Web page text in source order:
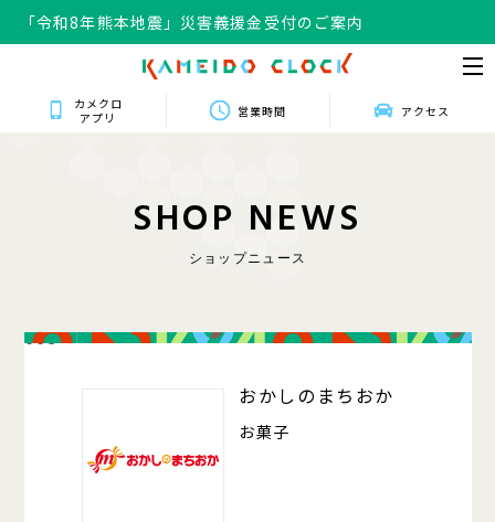
「令和8年熊本地震」災害義援金受付のご案内
カメクロ
アプリ
営業時間 アクセス
SHOP NEWS
ショップニュース
008
おかしのまちおか
お菓子